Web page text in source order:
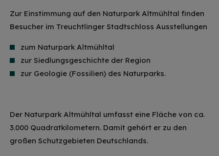
Zur Einstimmung auf den Naturpark Altmühltal finden
Besucher im Treuchtlinger Stadtschloss Ausstellungen
zum Naturpark Altmühltal
zur Siedlungsgeschichte der Region
zur Geologie (Fossilien) des Naturparks.
Der Naturpark Altmühltal umfasst eine Fläche von ca.
3.000 Quadratkilometern. Damit gehört er zu den
großen Schutzgebieten Deutschlands.